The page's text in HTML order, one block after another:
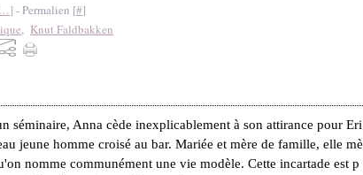
…] - Permalien [#]
, Knut Faldbakken
séminaire, Anna cède inexplicablement à son attirance pour Eri
jeune homme croisé au bar. Mariée et mère de famille, elle mè
nomme communément une vie modèle. Cette incartade est p